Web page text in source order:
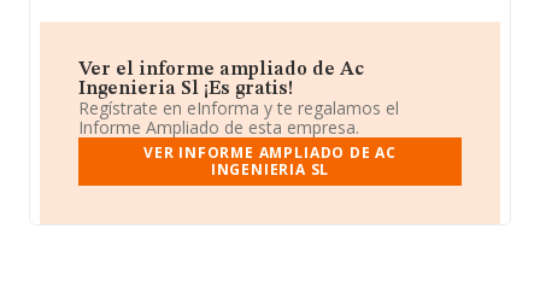
Ver el informe ampliado de Ac
Ingenieria Sl ¡Es gratis!
Regístrate en eInforma y te regalamos el
Informe Ampliado de esta empresa.
VER INFORME AMPLIADO DE AC
INGENIERIA SL